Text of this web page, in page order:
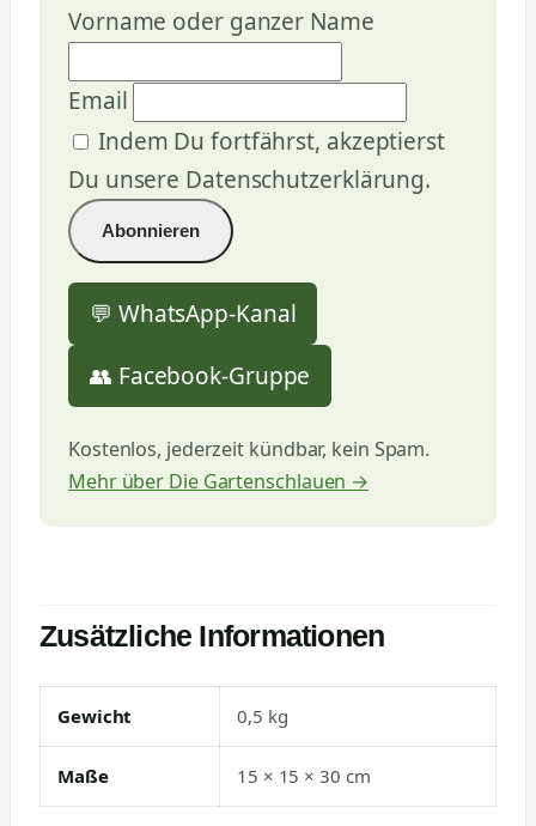
Vorname oder ganzer Name
Email
Indem Du fortfährst, akzeptierst
Du unsere Datenschutzerklärung.
💬 WhatsApp-Kanal
👥 Facebook-Gruppe
Kostenlos, jederzeit kündbar, kein Spam.
Mehr über Die Gartenschlauen →
Zusätzliche Informationen
Gewicht 0,5 kg
Maße 15 × 15 × 30 cm